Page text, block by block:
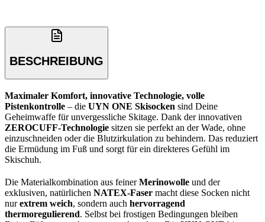
BESCHREIBUNG
Maximaler Komfort, innovative Technologie, volle
Pistenkontrolle – die UYN ONE Skisocken sind Deine
Geheimwaffe für unvergessliche Skitage. Dank der innovativen
ZEROCUFF-Technologie sitzen sie perfekt an der Wade, ohne
einzuschneiden oder die Blutzirkulation zu behindern. Das reduziert
die Ermüdung im Fuß und sorgt für ein direkteres Gefühl im
Skischuh.
Die Materialkombination aus feinerMerinowolle und der
exklusiven, natürlichen NATEX-Faser macht diese Socken nicht
nurextrem weich, sondern auch hervorragend
thermoregulierend. Selbst bei frostigen Bedingungen bleiben